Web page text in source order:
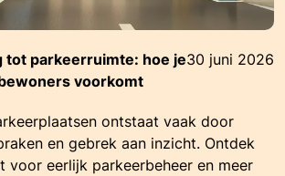
tot parkeerruimte: hoe je
voorkomt
30 juni 2026
ontstaat vaak door
en gebrek aan inzicht. Ontdek
voor eerlijk parkeerbeheer en meer